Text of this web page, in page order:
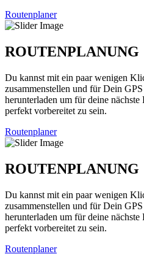
Routenplaner
ROUTENPLANUNG
Du kannst mit ein paar wenigen
zusammenstellen und für Dein
herunterladen um für deine
perfekt vorbereitet zu sein.
Routenplaner
ROUTENPLANUNG
Du kannst mit ein paar wenigen
zusammenstellen und für Dein
herunterladen um für deine
perfekt vorbereitet zu sein.
Routenplaner